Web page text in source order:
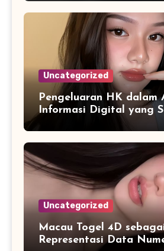
Uncategorized
Pengeluaran HK dalam
Informasi Digital yang
Uncategorized
Macau Togel 4D
Representasi Data